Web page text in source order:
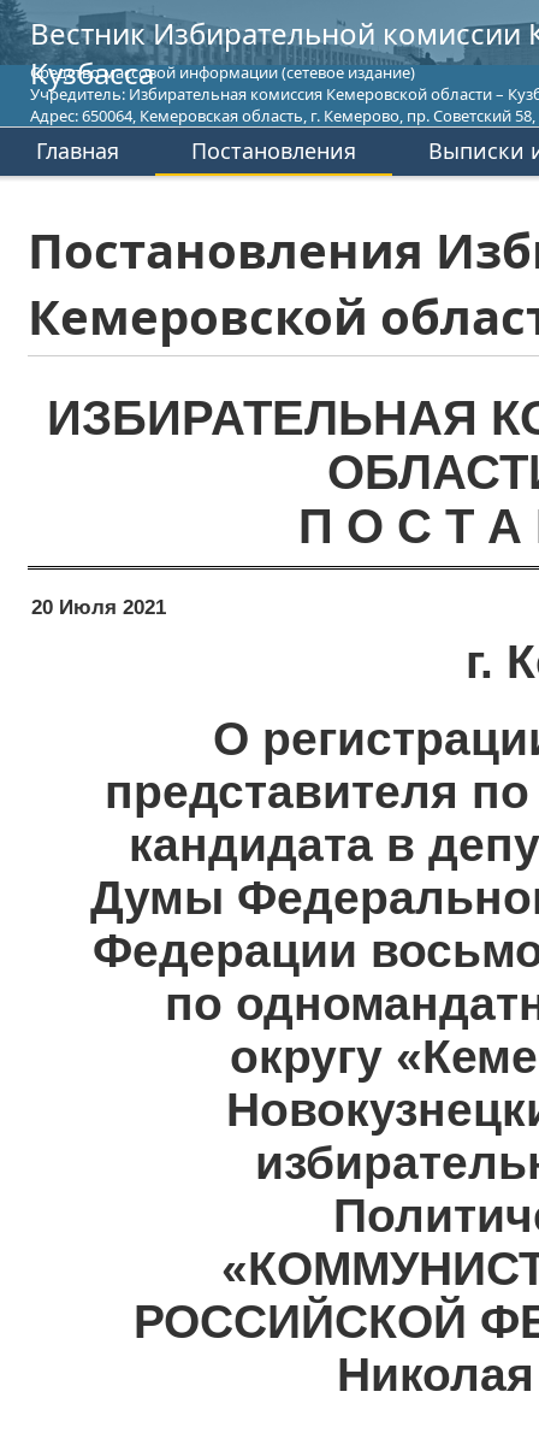
Вестник Избирательной комиссии
Кузбасса
Средство массовой информации (сетевое издание)
Учредитель: Избирательная комиссия Кемеровской области –
Адрес: 650064, Кемеровская область, г. Кемерово, пр. Советский 58,
Главная Постановления Выписки
Постановления
Кемеровской
ИЗБИРАТЕЛЬНАЯ
П О С Т А
20 Июля 2021
г.
О
представителя
кандидата в
Думы
Федерации
по
округу
РОССИЙСКОЙ